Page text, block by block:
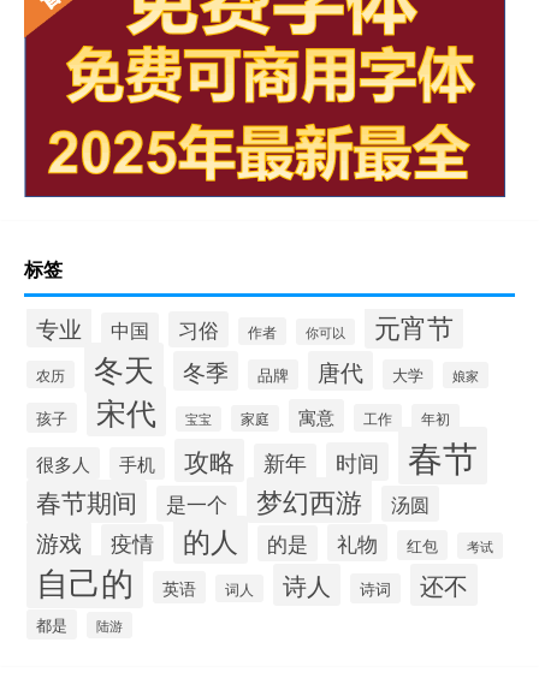
标签
专业 中国 习俗 作者 你可以 元宵节
农历 冬天 冬季 品牌 唐代 大学 娘家
孩子 宋代 宝宝 家庭 寓意 工作 年初
很多人 手机 攻略 新年 时间 春节
春节期间 是一个 梦幻西游 汤圆
游戏 疫情 的人 的是 礼物 红包 考试
自己的 英语 词人 诗人 诗词 还不
都是 陆游